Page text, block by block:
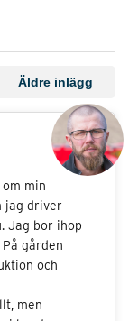
Äldre inlägg
min
jag driver
Jag bor ihop
gården
och
men